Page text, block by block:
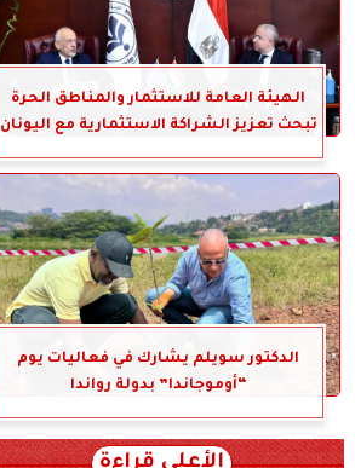
الهيئة العامة للاستثمار والمناطق الحرة
تبحث تعزيز الشراكة الاستثمارية مع اليونان
الدكتور سويلم يشارك في فعاليات يوم
“أوموجاندا” بدولة رواندا